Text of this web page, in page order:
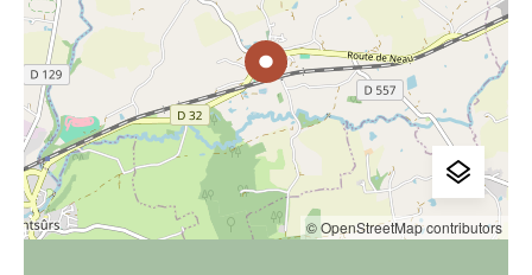
© OpenStreetMap contributors